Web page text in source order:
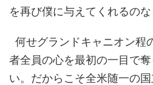
を再び僕に与えてくれるのな
何せグランドキャニオン程
者全員の心を最初の一目で
い。だからこそ全米随一の